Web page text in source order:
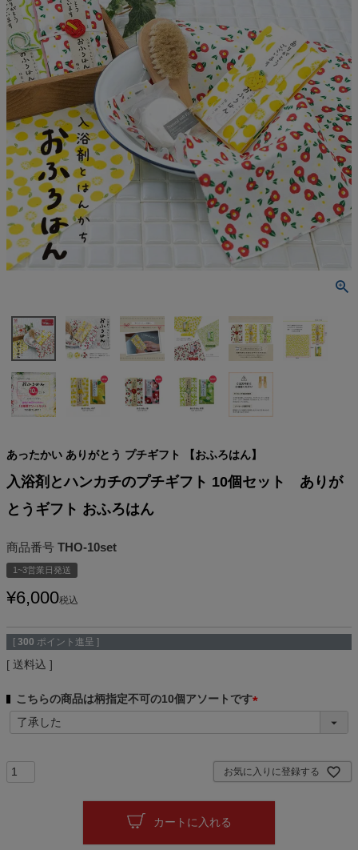
検索
あったかい ありがとう プチギフト 【おふろはん】
入浴剤とハンカチのプチギフト 10個セット ありが
とうギフト おふろはん
商品番号 THO-10set
1~3営業日発送
¥6,000税込
[ 300 ポイント進呈 ]
送料込
こちらの商品は柄指定不可の10個アソートです
必
)
お気に入りに登録する
カートに入れる